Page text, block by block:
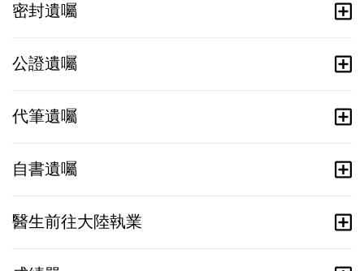
密封遺囑
公證遺囑
代筆遺囑
自書遺囑
醫生前往大陸執業